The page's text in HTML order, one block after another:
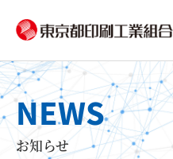
NEWS
お知らせ